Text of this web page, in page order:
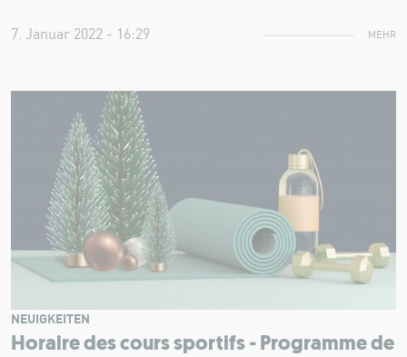
7. Januar 2022 - 16:29 MEHR
Horaire des cours sportifs - Programme de
NEUIGKEITEN